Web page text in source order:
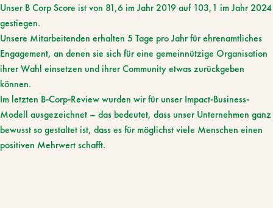
Unser B Corp Score ist von 81,6 im Jahr 2019 auf 103,1 im Jahr 2024
gestiegen.
Unsere Mitarbeitenden erhalten 5 Tage pro Jahr für ehrenamtliches
Engagement, an denen sie sich für eine gemeinnützige Organisation
ihrer Wahl einsetzen und ihrer Community etwas zurückgeben
können.
Im letzten B-Corp-Review wurden wir für unser Impact-Business-
Modell ausgezeichnet – das bedeutet, dass unser Unternehmen ganz
bewusst so gestaltet ist, dass es für möglichst viele Menschen einen
positiven Mehrwert schafft.